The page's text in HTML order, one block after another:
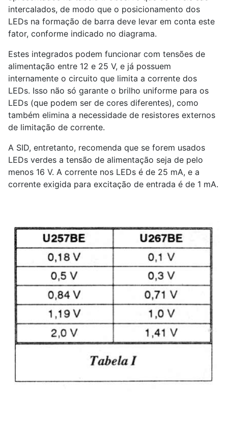
intercalados, de modo que o posicionamento dos
LEDs na formação de barra deve levar em conta este
fator, conforme indicado no diagrama.
Estes integrados podem funcionar com tensões de
alimentação entre 12 e 25 V, e já possuem
internamente o circuito que limita a corrente dos
LEDs. Isso não só garante o brilho uniforme para os
LEDs (que podem ser de cores diferentes), como
também elimina a necessidade de resistores externos
de limitação de corrente.
A SID, entretanto, recomenda que se forem usados
LEDs verdes a tensão de alimentação seja de pelo
menos 16 V. A corrente nos LEDs é de 25 mA, e a
corrente exigida para excitação de entrada é de 1 mA.